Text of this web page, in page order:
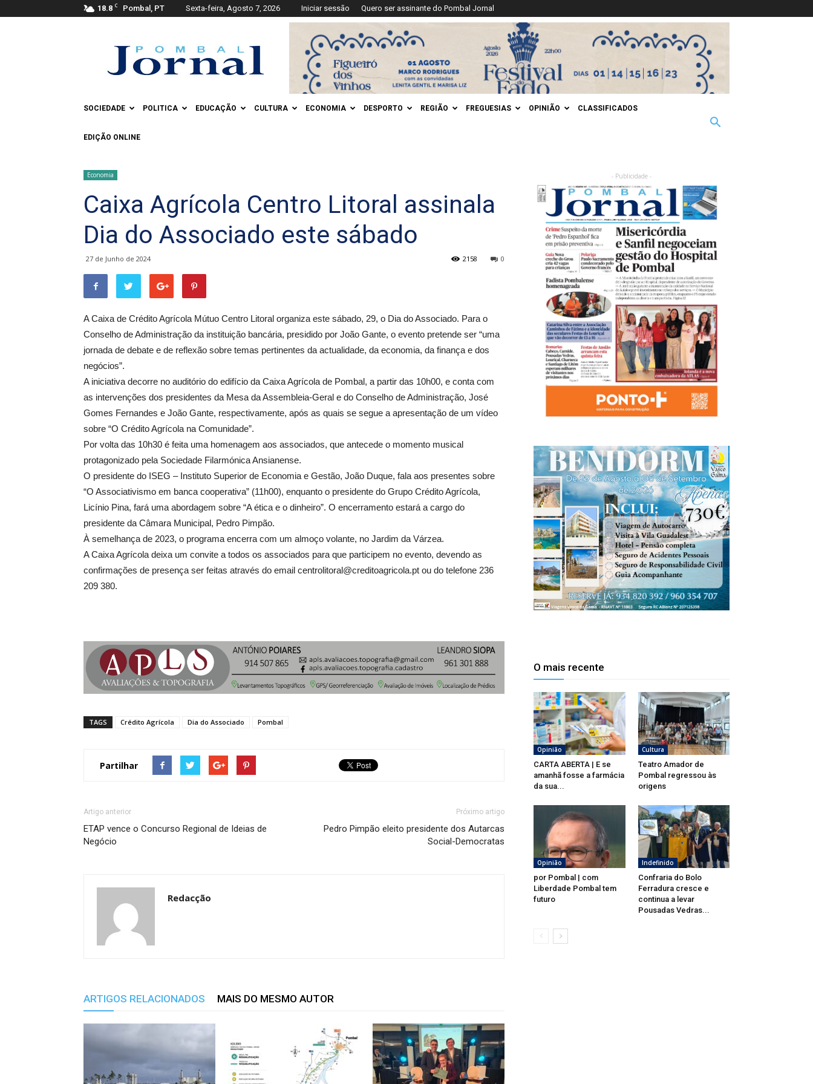
18.8 C Pombal, PT Sexta-feira, Agosto 7, 2026 Iniciar sessão Quero ser assinante do Pombal Jornal
Jornal
SOCIEDADE POLITICA EDUCAÇÃO CULTURA ECONOMIA DESPORTO REGIÃO FREGUESIAS OPINIÃO CLASSIFICADOS
EDIÇÃO ONLINE
Economia
Caixa Agrícola Centro Litoral assinala
Dia do Associado este sábado
27 de Junho de 2024 0
2158
A Caixa de Crédito Agrícola Mútuo Centro Litoral organiza este sábado, 29, o Dia do Associado. Para o
Conselho de Administração da instituição bancária, presidido por João Gante, o evento pretende ser “uma
jornada de debate e de reflexão sobre temas pertinentes da actualidade, da economia, da finança e dos
negócios”.
A iniciativa decorre no auditório do edifício da Caixa Agrícola de Pombal, a partir das 10h00, e conta com
as intervenções dos presidentes da Mesa da Assembleia-Geral e do Conselho de Administração, José
Gomes Fernandes e João Gante, respectivamente, após as quais se segue a apresentação de um vídeo
sobre “O Crédito Agrícola na Comunidade”.
Por volta das 10h30 é feita uma homenagem aos associados, que antecede o momento musical
protagonizado pela Sociedade Filarmónica Ansianense.
O presidente do ISEG – Instituto Superior de Economia e Gestão, João Duque, fala aos presentes sobre
“O Associativismo em banca cooperativa” (11h00), enquanto o presidente do Grupo Crédito Agrícola,
Licínio Pina, fará uma abordagem sobre “A ética e o dinheiro”. O encerramento estará a cargo do
presidente da Câmara Municipal, Pedro Pimpão.
À semelhança de 2023, o programa encerra com um almoço volante, no Jardim da Várzea.
A Caixa Agrícola deixa um convite a todos os associados para que participem no evento, devendo as
confirmações de presença ser feitas através do email centrolitoral@creditoagricola.pt ou do telefone 236
209 380.
TAGS Crédito Agrícola Dia do Associado Pombal
Partilhar
Artigo anterior
ETAP vence o Concurso Regional de Ideias de
Negócio
Próximo artigo
Pedro Pimpão eleito presidente dos Autarcas
Social-Democratas
Redacção
ARTIGOS RELACIONADOS MAIS DO MESMO AUTOR
- Publicidade -
O mais recente
Opinião
CARTA ABERTA | E se
amanhã fosse a farmácia
da sua...
Cultura
Teatro Amador de
Pombal regressou às
origens
Opinião
por Pombal | com
Liberdade Pombal tem
futuro
Indefinido
Confraria do Bolo
Ferradura cresce e
continua a levar
Pousadas Vedras...